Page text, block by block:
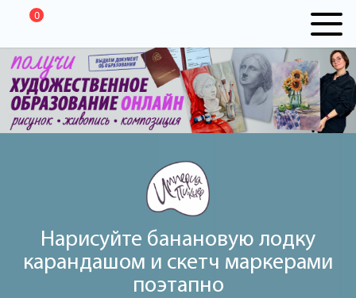
0
Нарисуйте банановую лодку
карандашом и скетч маркерами
поэтапно